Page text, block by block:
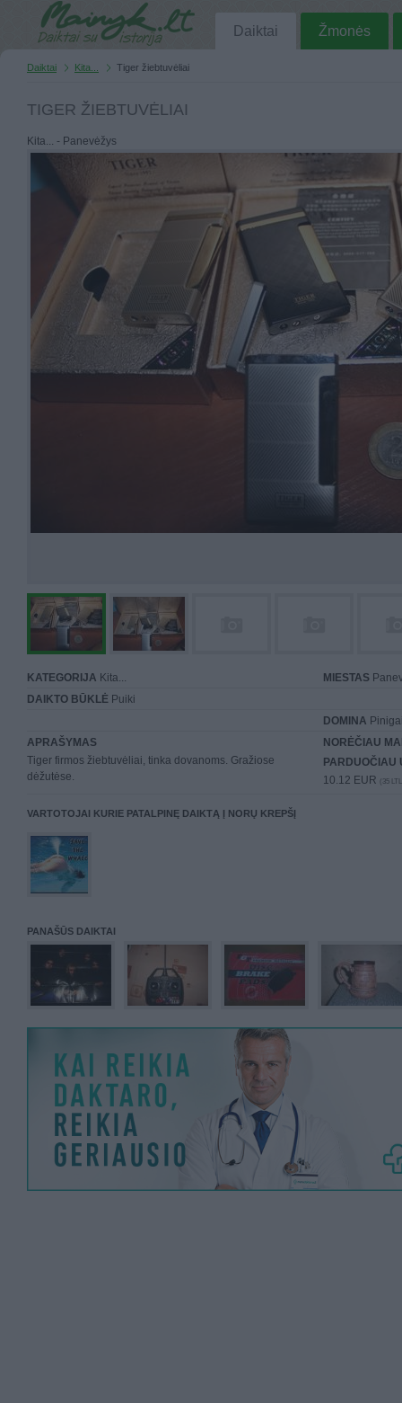
Daiktai Žmonės
Daiktai Kita... Tiger žiebtuvėliai
TIGER ŽIEBTUVĖLIAI
Kita... - Panevėžys
KATEGORIJA Kita... MIESTAS
DAIKTO BŪKLĖ Puiki
DOMINA
APRAŠYMAS
Tiger firmos žiebtuvėliai, tinka dovanoms. Gražiose
dėžutėse.
NORĖČIAU
PARDUOČIAU
10.12 EUR (35
VARTOTOJAI KURIE PATALPINĘ DAIKTĄ Į NORŲ KREPŠĮ
PANAŠŪS DAIKTAI